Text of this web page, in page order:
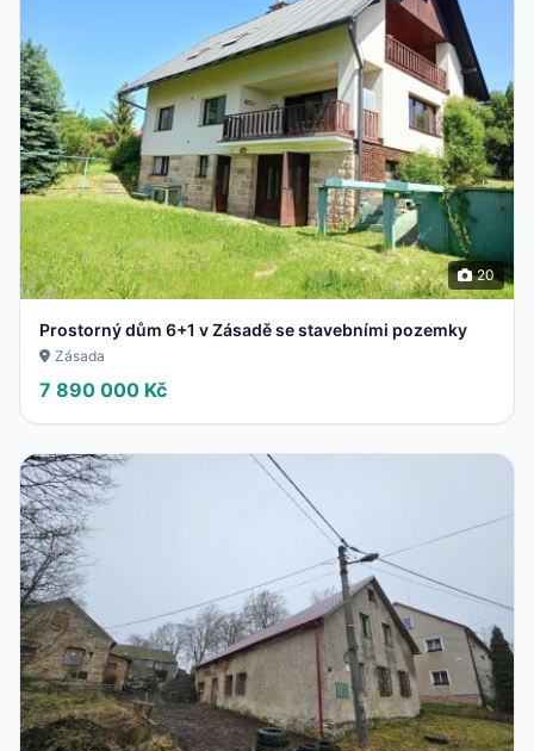
20
Prostorný dům 6+1 v Zásadě se stavebními pozemky
Zásada
7 890 000 Kč